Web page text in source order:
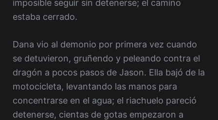
imposible seguir sin detenerse; el camino
estaba cerrado.
Dana vio al demonio por primera vez cuando
se detuvieron, gruñendo y peleando contra el
dragón a pocos pasos de Jason. Ella bajó de la
motocicleta, levantando las manos para
concentrarse en el agua; el riachuelo pareció
detenerse, cientas de gotas empezaron a